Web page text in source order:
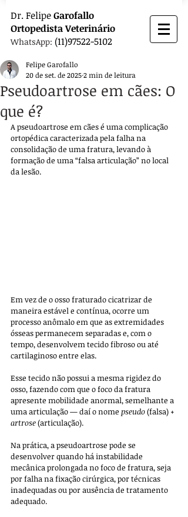
Dr. FelipeGarofallo
OrtopedistaVeterinário
WhatsApp: (11)97522-5102
Pseudoartrose em cães: O
que é?
Felipe Garofallo
20 de set. de 20252 min de leitura
A pseudoartrose em cães é uma complicação
ortopédica caracterizada pela falha na
consolidação de uma fratura, levando à
formação de uma “falsa articulação” no local
da lesão.
Em vez de o osso fraturado cicatrizar de
maneira estável e contínua, ocorre um
processo anômalo em que as extremidades
ósseas permanecem separadas e, com o
tempo, desenvolvem tecido fibroso ou até
cartilaginoso entre elas.
Esse tecido não possui a mesma rigidez do
osso, fazendo com que o foco da fratura
apresente mobilidade anormal, semelhante a
uma articulação — daí o nome pseudo (falsa) +
artrose (articulação).
Na prática, a pseudoartrose pode se
desenvolver quando há instabilidade
mecânica prolongada no foco de fratura, seja
por falha na fixação cirúrgica, por técnicas
inadequadas ou por ausência de tratamento
adequado.